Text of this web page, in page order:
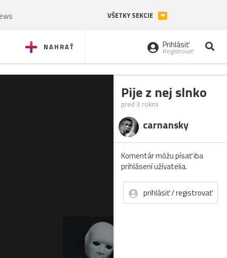
VŠETKY SEKCIE
NAHRAŤ Prihlásiť
Registrovať
Pije z nej slnko
pred 3 rokmi
carnansky
Komentár môžu písať iba
prihlásení užívatelia.
prihlásiť / registrovať